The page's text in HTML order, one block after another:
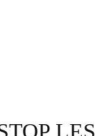
LES